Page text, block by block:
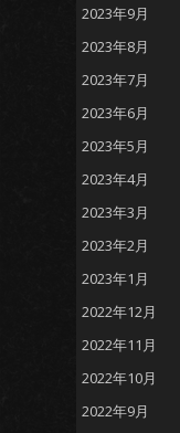
2023年9月
2023年8月
2023年7月
2023年6月
2023年5月
2023年4月
2023年3月
2023年2月
2023年1月
2022年12月
2022年11月
2022年10月
2022年9月